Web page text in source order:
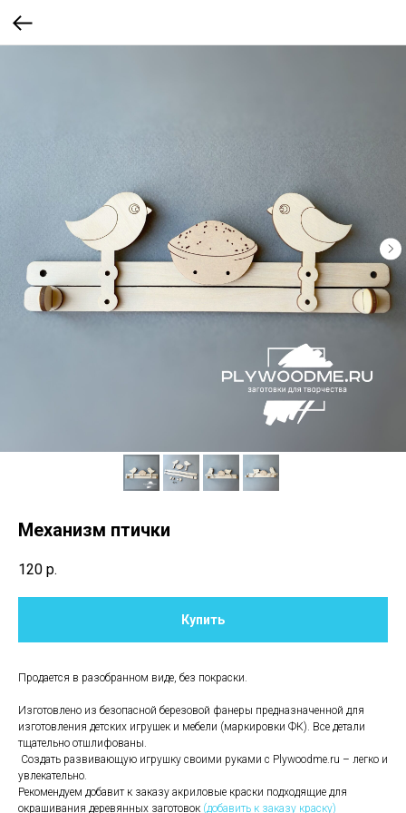
Механизм птички
120 р.
Купить
Продается в разобранном виде, без покраски.
Изготовлено из безопасной березовой фанеры предназначенной для
изготовления детских игрушек и мебели (маркировки ФК). Все детали
тщательно отшлифованы.
Создать развивающую игрушку своими руками с Plywoodme.ru – легко и
увлекательно.
Рекомендуем добавит к заказу акриловые краски подходящие для
окрашивания деревянных заготовок (добавить к заказу краску)